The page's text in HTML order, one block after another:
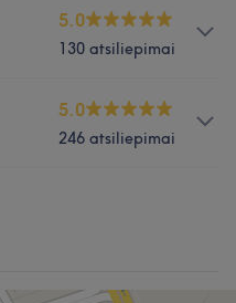
5.0
130 atsiliepimai
FitRoll
5.0
246 atsiliepimai